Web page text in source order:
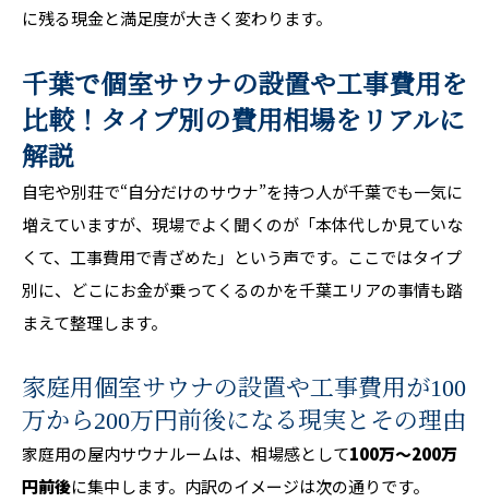
に残る現金と満足度が大きく変わります。
千葉で個室サウナの設置や工事費用を
比較！タイプ別の費用相場をリアルに
解説
自宅や別荘で“自分だけのサウナ”を持つ人が千葉でも一気に
増えていますが、現場でよく聞くのが「本体代しか見ていな
くて、工事費用で青ざめた」という声です。ここではタイプ
別に、どこにお金が乗ってくるのかを千葉エリアの事情も踏
まえて整理します。
家庭用個室サウナの設置や工事費用が100
万から200万円前後になる現実とその理由
家庭用の屋内サウナルームは、相場感として100万〜200万
円前後に集中します。内訳のイメージは次の通りです。